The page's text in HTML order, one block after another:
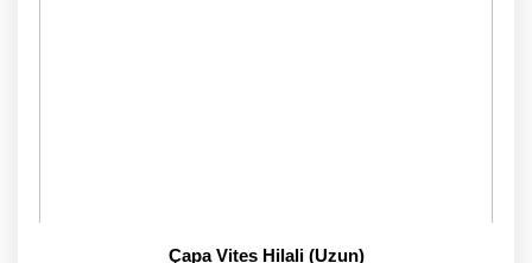
Çapa Vites Hilali (Uzun)